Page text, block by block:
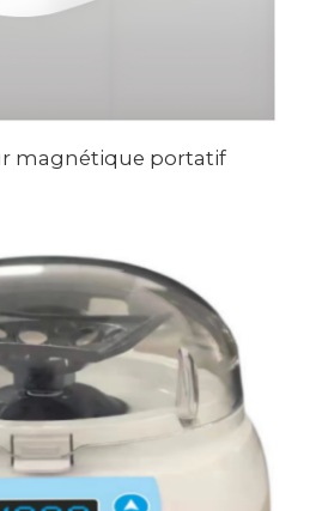
magnétique portatif